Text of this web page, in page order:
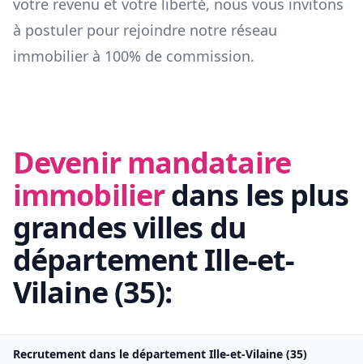
votre revenu et votre liberté, nous vous invitons
à postuler pour rejoindre notre réseau
immobilier à 100% de commission.
Devenir mandataire
immobilierdans les plus
grandes villes du
départementIlle-et-
Vilaine(35):
Recrutement dans le département Ille-et-Vilaine (35)